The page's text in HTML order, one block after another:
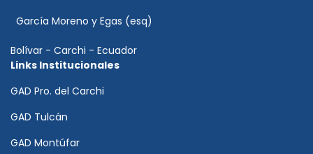
García Moreno y Egas (esq)
Bolívar - Carchi - Ecuador
Links Institucionales
GAD Pro. del Carchi
GAD Tulcán
GAD Montúfar